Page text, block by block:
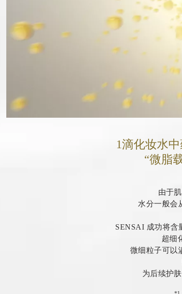
1滴化妆水
“微脂
由于
水分一般会
SENSAI 成功将含
超细
微细粒子可以
为后续护